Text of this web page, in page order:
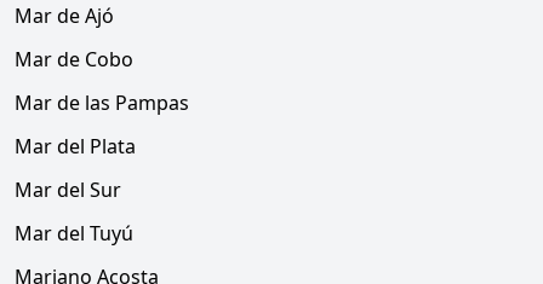
Mar de Ajó
Mar de Cobo
Mar de las Pampas
Mar del Plata
Mar del Sur
Mar del Tuyú
Mariano Acosta